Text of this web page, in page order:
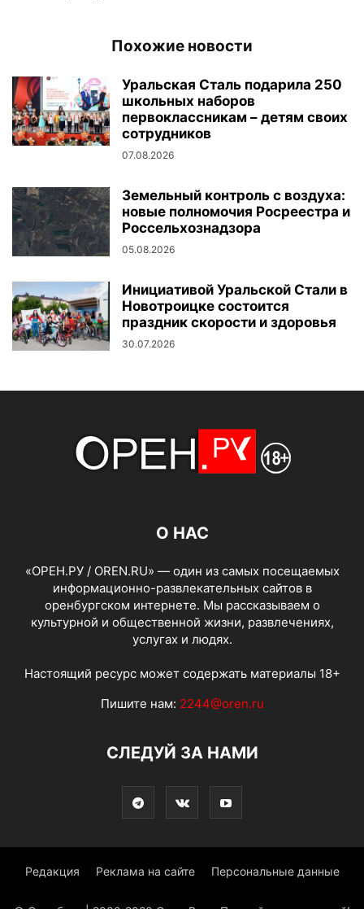
Похожие новости
Уральская Сталь подарила 250
школьных наборов
первоклассникам – детям своих
сотрудников
07.08.2026
Земельный контроль с воздуха:
новые полномочия Росреестра и
Россельхознадзора
05.08.2026
Инициативой Уральской Стали в
Новотроицке состоится
праздник скорости и здоровья
30.07.2026
О НАС
«ОРЕН.РУ / OREN.RU» — один из самых посещаемых
информационно-развлекательных сайтов в
оренбургском интернете. Мы рассказываем о
культурной и общественной жизни, развлечениях,
услугах и людях.
Настоящий ресурс может содержать материалы 18+
Пишите нам: 2244@oren.ru
СЛЕДУЙ ЗА НАМИ
Редакция Реклама на сайте Персональные данные